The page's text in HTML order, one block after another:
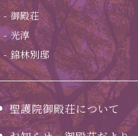
御殿荘
光淳
錦林別邸
聖護院御殿荘について